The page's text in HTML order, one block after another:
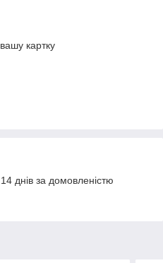
картку
днів за домовленістю